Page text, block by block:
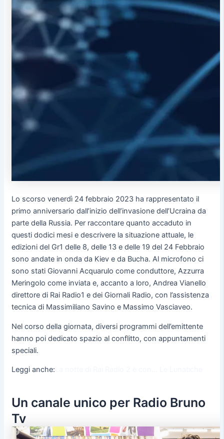
Lo scorso venerdì 24 febbraio 2023 ha rappresentato il
primo anniversario dall’inizio dell’invasione dell’Ucraina da
parte della Russia. Per raccontare quanto accaduto in
questi dodici mesi e descrivere la situazione attuale, le
edizioni del Gr1 delle 8, delle 13 e delle 19 del 24 Febbraio
sono andate in onda da Kiev e da Bucha. Al microfono ci
sono stati Giovanni Acquarulo come conduttore, Azzurra
Meringolo come inviata e, accanto a loro, Andrea Vianello
direttore di Rai Radio1 e dei Giornali Radio, con l’assistenza
tecnica di Massimiliano Savino e Massimo Vasciaveo.
Nel corso della giornata, diversi programmi dell’emittente
hanno poi dedicato spazio al conflitto, con appuntamenti
speciali.
Leggi anche:
Un canale unico per Radio Bruno
Tv